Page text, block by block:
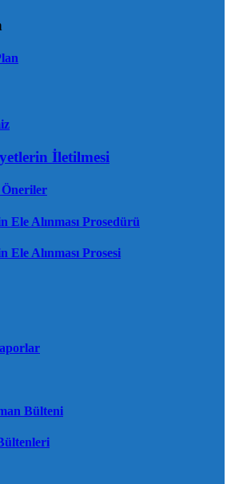
İletilmesi
Öneriler
Ele Alınması Prosedürü
Ele Alınması Prosesi
Bülteni